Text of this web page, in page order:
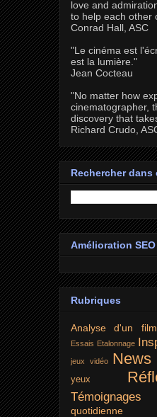
love and
to help each other
Conrad Hall, ASC
"Le cinéma est
est la lumière."
Jean Cocteau
"No matter how
cinematographer,
discovery that
Richard Crudo,
Rechercher dans
Amélioration
Rubriques
Analyse d'un film
Essais Etalonnage
jeux vidéo News
yeux
Témoignages
quotidienne